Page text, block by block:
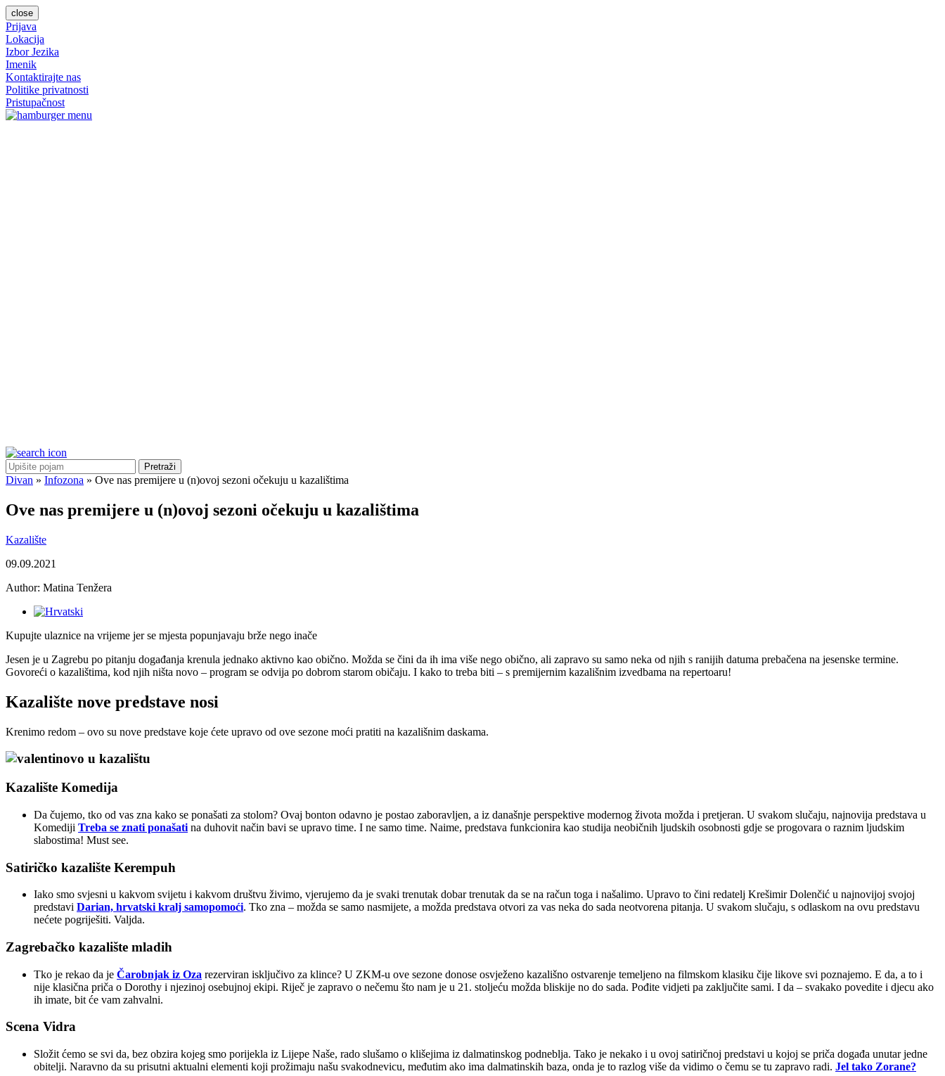
close
Prijava
Lokacija
Izbor Jezika
Imenik
Kontaktirajte nas
Politike privatnosti
Pristupačnost
Pretraži
Divan » Infozona » Ove nas premijere u (n)ovoj sezoni očekuju u kazalištima
Ove nas premijere u (n)ovoj sezoni očekuju u kazalištima
Kazalište
09.09.2021
Author: Matina Tenžera
Kupujte ulaznice na vrijeme jer se mjesta popunjavaju brže nego inače
Jesen je u Zagrebu po pitanju događanja krenula jednako aktivno kao obično. Možda se čini da ih ima više nego obično, ali zapravo su samo neka od njih s ranijih datuma prebačena na jesenske termine.
Govoreći o kazalištima, kod njih ništa novo – program se odvija po dobrom starom običaju. I kako to treba biti – s premijernim kazališnim izvedbama na repertoaru!
Kazalište nove predstave nosi
Krenimo redom – ovo su nove predstave koje ćete upravo od ove sezone moći pratiti na kazališnim daskama.
Kazalište Komedija
Da čujemo, tko od vas zna kako se ponašati za stolom? Ovaj bonton odavno je postao zaboravljen, a iz današnje perspektive modernog života možda i pretjeran. U svakom slučaju, najnovija predstava u
Komediji Treba se znati ponašati na duhovit način bavi se upravo time. I ne samo time. Naime, predstava funkcionira kao studija neobičnih ljudskih osobnosti gdje se progovara o raznim ljudskim
slabostima! Must see.
Satiričko kazalište Kerempuh
Iako smo svjesni u kakvom svijetu i kakvom društvu živimo, vjerujemo da je svaki trenutak dobar trenutak da se na račun toga i našalimo. Upravo to čini redatelj Krešimir Dolenčić u najnovijoj svojoj
predstavi Darian, hrvatski kralj samopomoći. Tko zna – možda se samo nasmijete, a možda predstava otvori za vas neka do sada neotvorena pitanja. U svakom slučaju, s odlaskom na ovu predstavu
nećete pogriješiti. Valjda.
Zagrebačko kazalište mladih
Tko je rekao da je Čarobnjak iz Oza rezerviran isključivo za klince? U ZKM-u ove sezone donose osvježeno kazališno ostvarenje temeljeno na filmskom klasiku čije likove svi poznajemo. E da, a to i
nije klasična priča o Dorothy i njezinoj osebujnoj ekipi. Riječ je zapravo o nečemu što nam je u 21. stoljeću možda bliskije no do sada. Pođite vidjeti pa zaključite sami. I da – svakako povedite i djecu ako
ih imate, bit će vam zahvalni.
Scena Vidra
Složit ćemo se svi da, bez obzira kojeg smo porijekla iz Lijepe Naše, rado slušamo o klišejima iz dalmatinskog podneblja. Tako je nekako i u ovoj satiričnoj predstavi u kojoj se priča događa unutar jedne
obitelji. Naravno da su prisutni aktualni elementi koji prožimaju našu svakodnevicu, međutim ako ima dalmatinskih baza, onda je to razlog više da vidimo o čemu se tu zapravo radi. Jel tako Zorane?